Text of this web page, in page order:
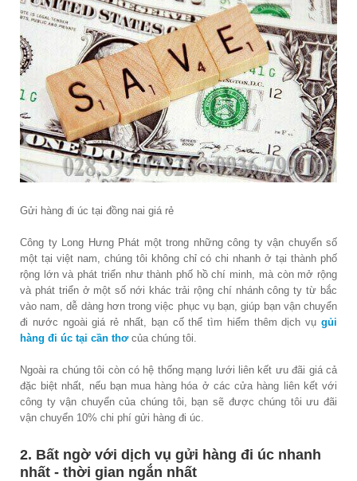
Gửi hàng đi úc tại đồng nai giá rẻ
Công ty Long Hưng Phát một trong những công ty vận chuyển số
một tại việt nam, chúng tôi không chỉ có chi nhanh ở tại thành phố
rộng lớn và phát triển như thành phố hồ chí minh, mà còn mở rộng
và phát triển ở một số nới khác trải rộng chí nhánh công ty từ bắc
vào nam, dễ dàng hơn trong việc phục vụ bạn, giúp bạn vận chuyển
đi nước ngoài giá rẻ nhất, bạn cố thể tìm hiểm thêm dịch vụ gủi
hàng đi úc tại cần thơcủa chúng tôi.
Ngoài ra chúng tôi còn có hệ thống mạng lưới liên kết ưu đãi giá cả
đặc biệt nhất, nếu bạn mua hàng hóa ở các cửa hàng liên kết với
công ty vận chuyển của chúng tôi, bạn sẽ được chúng tôi ưu đãi
vận chuyển 10% chi phí gửi hàng đi úc.
2. Bất ngờ với dịch vụ gửi hàng đi úc nhanh
nhất - thời gian ngắn nhất